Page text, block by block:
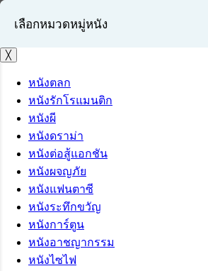
เข้าสู่ระบบ
สมัครสมาชิก
เลือกหมวดหมู่หนัง
╳
หนังตลก
หนังรักโรแมนติก
หนังผี
หนังดราม่า
หนังต่อสู้แอกชัน
หนังผจญภัย
หนังแฟนตาซี
หนังระทึกขวัญ
หนังการ์ตูน
หนังอาชญากรรม
หนังไซไฟ